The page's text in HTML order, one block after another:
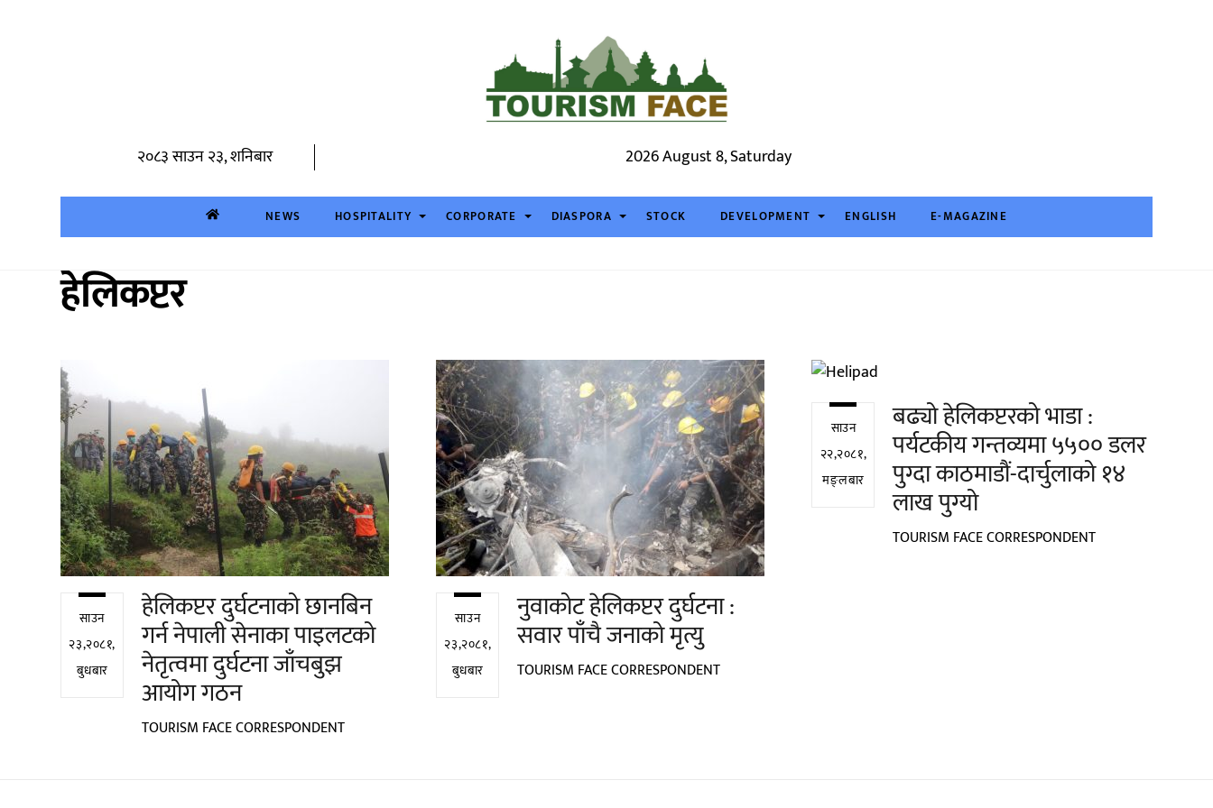
२०८३ साउन २३, शनिबार 2026 August 8, Saturday
NEWS HOSPITALITY CORPORATE DIASPORA STOCK DEVELOPMENT ENGLISH E-MAGAZINE
हेलिकप्टर
साउन
२३,२०८१,
बुधबार
हेलिकप्टर दुर्घटनाको छानबिन
गर्न नेपाली सेनाका पाइलटको
नेतृत्वमा दुर्घटना जाँचबुझ
आयोग गठन
TOURISM FACE CORRESPONDENT
साउन
२३,२०८१,
बुधबार
नुवाकोट हेलिकप्टर दुर्घटना :
सवार पाँचै जनाको मृत्यु
TOURISM FACE CORRESPONDENT
साउन
२२,२०८१,
मङ्लबार
बढ्यो हेलिकप्टरको भाडा :
पर्यटकीय गन्तव्यमा ५५०० डलर
पुग्दा काठमाडौं-दार्चुलाको १४
लाख पुग्यो
TOURISM FACE CORRESPONDENT